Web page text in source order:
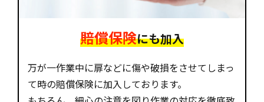
賠償保険にも加入
万が一作業中に扉などに傷や破損をさせてしまっ
て時の賠償保険に加入しております。